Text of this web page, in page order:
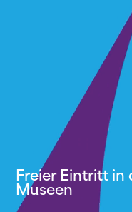
Freier Eintritt
Museen